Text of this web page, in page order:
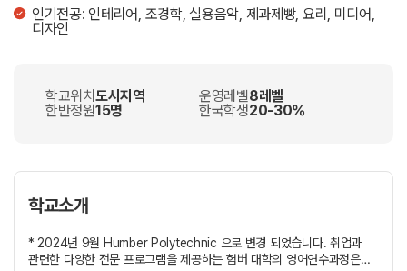
인기전공: 인테리어, 조경학, 실용음악, 제과제빵, 요리, 미디어,
디자인
학교위치 도시지역 운영레벨8레벨
한반정원15명 한국학생20-30%
학교소개
* 2024년 9월 Humber Polytechnic 으로 변경 되었습니다. 취업과
관련한 다양한 전문 프로그램을 제공하는 험버 대학의 영어연수과정은